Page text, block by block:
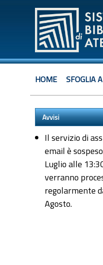
HOME SFOGLIA
Avvisi
Il servizio di
email è
Luglio alle
verranno
regolarmente
Agosto.